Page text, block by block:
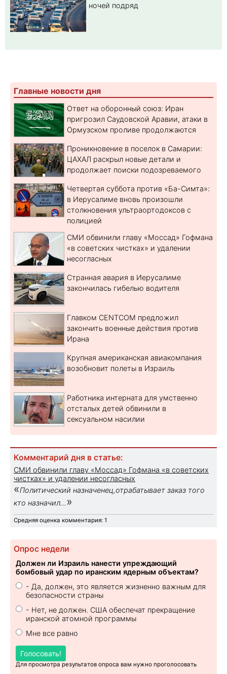
ночей подряд
Главные новости дня
Ответ на оборонный союз: Иран
пригрозил Саудовской Аравии, атаки в
Ормузском проливе продолжаются
Проникновение в поселок в Самарии:
ЦАХАЛ раскрыл новые детали и
продолжает поиски подозреваемого
Четвертая суббота против «Ба-Симта»:
в Иерусалиме вновь произошли
столкновения ультраортодоксов с
полицией
СМИ обвинили главу «Моссад» Гофмана
«в советских чистках» и удалении
несогласных
Странная авария в Иерусалиме
закончилась гибелью водителя
Главком CENTCOM предложил
закончить военные действия против
Ирана
Крупная американская авиакомпания
возобновит полеты в Израиль
Работника интерната для умственно
отсталых детей обвинили в
сексуальном насилии
Комментарий дня в статье:
СМИ обвинили главу «Моссад» Гофмана «в советских
чистках» и удалении несогласных
«Политический назначенец,отрабатывает заказ того
кто назначил... »
Средняя оценка комментария: 1
Опрос недели
Должен ли Израиль нанести упреждающий
бомбовый удар по иранским ядерным объектам?
- Да, должен, это является жизненно важным для
безопасности страны
- Нет, не должен. США обеспечат прекращение
иранской атомной программы
Мне все равно
Голосовать!
Для просмотра результатов опроса вам нужно проголосовать